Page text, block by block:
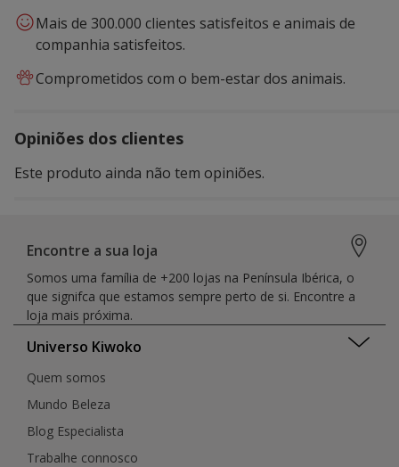
Mais de 300.000 clientes satisfeitos e animais de
companhia satisfeitos.
Comprometidos com o bem-estar dos animais.
Opiniões dos clientes
Este produto ainda não tem opiniões.
Encontre a sua loja
Somos uma família de +200 lojas na Península Ibérica, o
que signifca que estamos sempre perto de si. Encontre a
loja mais próxima.
Universo Kiwoko
Quem somos
Mundo Beleza
Blog Especialista
Trabalhe connosco